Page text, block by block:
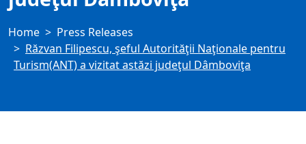
Home
Press Releases
Răzvan Filipescu, şeful Autorităţii Naţionale pentru
Turism(ANT) a vizitat astăzi judeţul Dâmboviţa